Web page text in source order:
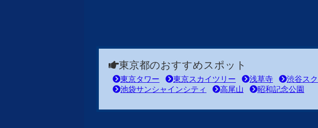
東京都のおすすめスポット
東京タワー 東京スカイツリー 浅草寺 渋谷ス
池袋サンシャインシティ
高尾山 昭和記念公園